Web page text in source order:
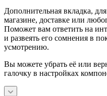
Дополнительная вкладка,
магазине, доставке или
Поможет вам ответить на
и развеять его сомнения в
усмотрению.
Вы можете убрать её или
галочку в настройках